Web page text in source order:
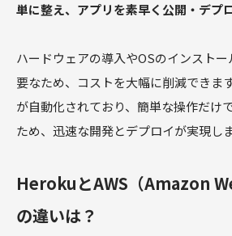
単に整え、アプリを素早く公開・デプ
ハードウェアの導入やOSのインスト
要なため、コストを大幅に削減できま
が自動化されており、簡単な操作だけ
ため、迅速な開発とデプロイが実現しま
HerokuとAWS（Amazon
の違いは？